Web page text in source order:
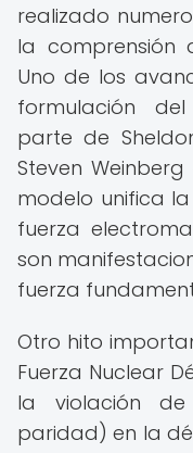
realizado
la comprensión
Uno de los
formulación
parte de
Steven
modelo unifica
fuerza
son
fuerza
Otro hito
Fuerza Nuclear
la violación
paridad) en la